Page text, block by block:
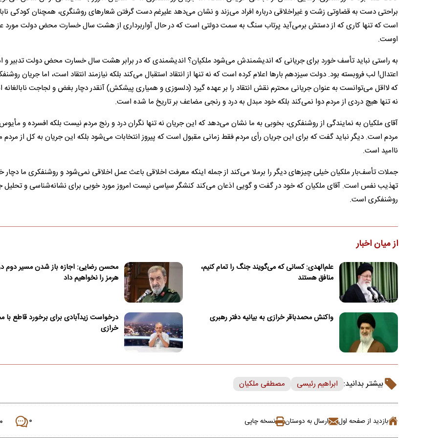
براحتی دست به قضاوتی زشت و غیراخلاقی درباره افراد می‌زند و نشان می‌دهد علیرغم دست گرفتن شعار‌های روشنگری، همچنان کودکی
است که تنها کاری که از دستش برمی‌آید پرتاب سنگ به سمت دولتی است که در حال آواربرداری از هشت سال خسارت محض دولت مورد
اوست.
به راستی نباید تأسف خورد برای جریانی که اندیشمندش می‌شود ملکیان؟ اندیشمندی که در برابر هشت سال خسارت محض دولت تدبیر و
اعتدال! لب فروبسته بود. دولت سیزدهم بار‌ها اعلام کرده است که نه تنها از انتقاد استقبال می‌کند بلکه نیازمند انتقاد است، اما جریان
که لااقل می‌توانست به عنوان جریانی محترم نقش انتقاد را بر عهده گیرد (دلسوزی و همیاری پیشکش) آنقدر دچار بغض و لجاجت
نه تنها هیچ دردی از مردم دوا نمی‌کند بلکه خود مبدل به درد و رنجی مضاعف بر تاریخ ما شده است.
آقای ملکیان به نمایندگی از روشنفکری، بخوبی به ما نشان می‌دهد که این جریان نه تنها نگران درد و رنج مردم نیست بلکه افسرده و
مردم است. دیگر نباید گفت که برای این جریان رأی مردم فقط زمانی مقبول است که پیروز انتخابات می‌شود بلکه این جریان به کل از مردم
ناامید است.
جملات تأسف‌بار ملکیان خیلی چیز‌های دیگر را برملا می‌کند از جمله اینکه معرفت اخلاقی باعث عمل اخلاقی نمی‌شود و روشنفکری ما دچار
تهذیب نفس است. آقای ملکیان که خود در گفت و گویی اذعان می‌کند کنشگر سیاسی نیست امروز مورد خوبی برای نشانه‌شناسی و تحلیل
روشنفکری است.
از میان اخبار
علم‌الهدی: کسانی که می‌گویند جنگ را تمام کنیم،
منافق هستند
محسن رضایی: اجازه باز شدن مسیر دوم
هرمز را نخواهیم داد
واکنش محمدباقر خرازی به بیانیه دفتر رهبری
درخواست زیدآبادی برای برخورد قاطع با
خرازی
بیشتر بدانید: ابراهیم رئیسی مصطفی ملکیان
بازدید از صفحه اول ارسال به دوستان نسخه چاپی ۰ ۰